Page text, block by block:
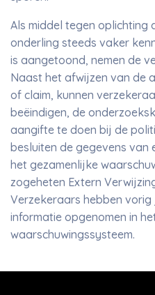
Als middel tegen oplichting
onderling steeds vaker
is aangetoond, nemen de
Naast het afwijzen van de
of claim, kunnen
beëindigen, de
aangifte te doen bij de
besluiten de gegevens van
het gezamenlijke
zogeheten Extern
Verzekeraars hebben
informatie opgenomen in
waarschuwingssysteem.